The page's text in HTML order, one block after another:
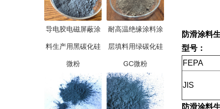
导电胶电磁屏蔽涂
料生产用黑碳化硅
微粉
耐高温绝缘涂料涂
层填料用绿碳化硅
GC微粉
防滑涂料
型号：
FEPA
JIS
防滑涂料